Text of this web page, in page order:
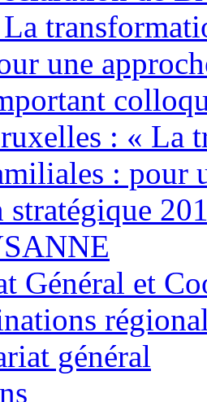
une
: « La
: pour
stratégique
Général et
général